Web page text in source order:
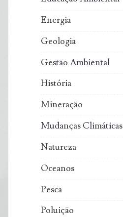
Energia
Geologia
Gestão Ambiental
História
Mineração
Mudanças Climáticas
Natureza
Oceanos
Pesca
Poluição